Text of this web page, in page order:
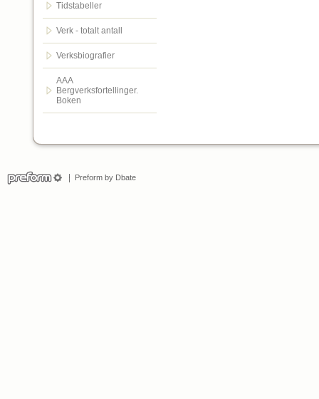
Tidstabeller
Verk - totalt antall
Verksbiografier
AAA
Bergverksfortellinger.
Boken
Preform by Dbate